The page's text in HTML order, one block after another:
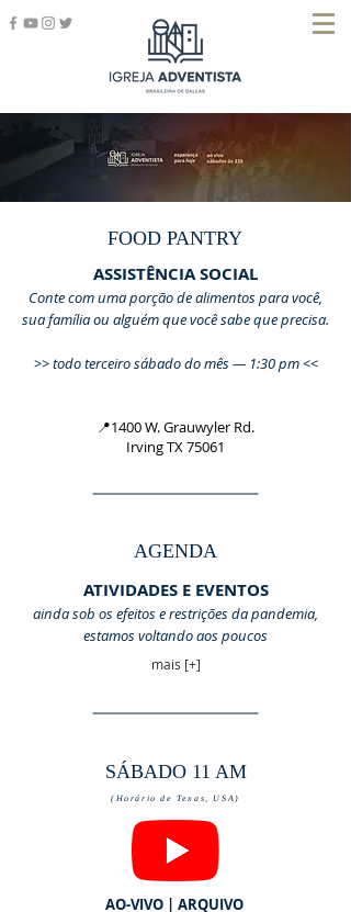
FOOD PANTRY
AGENDA
ASSISTÊNCIA SOCIAL
Conte com uma porção de alimentos para você,
sua família ou alguém que você sabe que precisa.
>> todo terceiro sábado do mês — 1:30 pm<<
📍1400 W. Grauwyler Rd.
Irving TX 75061
ATIVIDADES E EVENTOS
ainda sob os efeitos e restrições da pandemia,
estamos voltando aos poucos
SÁBADO 11 AM
(Horário de Texas, USA)
mais [+]
AO-VIVO | ARQUIVO